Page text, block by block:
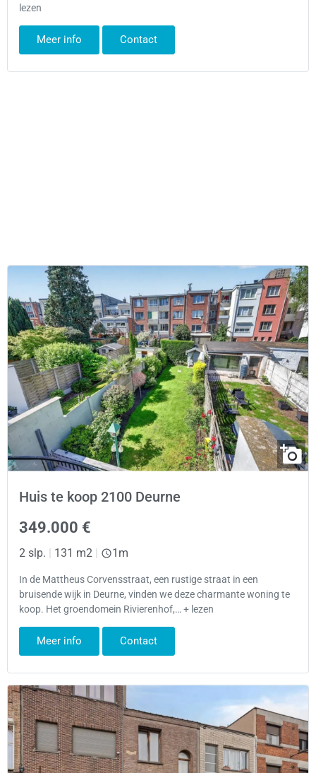
lezen
Meer info Contact
Huis te koop 2100 Deurne
349.000 €
2 slp. 131 m2 1m
In de Mattheus Corvensstraat, een rustige straat in een
bruisende wijk in Deurne, vinden we deze charmante woning te
koop. Het groendomein Rivierenhof,… + lezen
Meer info Contact